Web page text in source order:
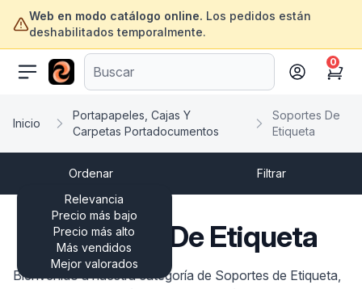
Web en modo catálogo online. Los pedidos están
deshabilitados temporalmente.
ofertasinformatica.com
Cart
0
Inicio
Portapapeles, Cajas Y
Carpetas Portadocumentos
Soportes De
Etiqueta
Ordenar
Relevancia
Precio más bajo
Precio más alto
Más vendidos
Mejor valorados
Filtrar
Soportes De Etiqueta
Bienvenido a nuestra categoría de Soportes de Etiqueta,